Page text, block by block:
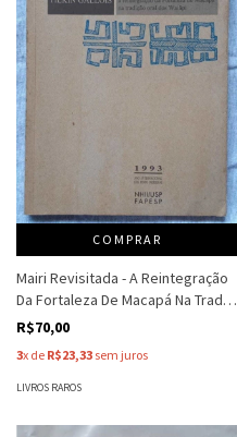
COMPRAR
Mairi Revisitada - A Reintegração
Da Fortaleza De Macapá Na Trad.. -
Dominique Tilkin Gallois
R$70,00
3x de R$23,33 sem juros
LIVROS RAROS